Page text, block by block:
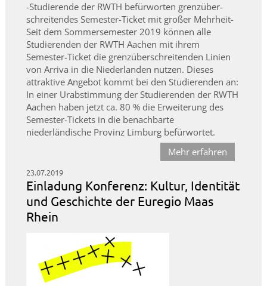
-Studierende der RWTH befürworten grenzüber-
schreitendes Semester-Ticket mit großer Mehrheit-
Seit dem Sommersemester 2019 können alle
Studierenden der RWTH Aachen mit ihrem
Semester-Ticket die grenzüberschreitenden Linien
von Arriva in die Niederlanden nutzen. Dieses
attraktive Angebot kommt bei den Studierenden an:
In einer Urabstimmung der Studierenden der RWTH
Aachen haben jetzt ca. 80 % die Erweiterung des
Semester-Tickets in die benachbarte
niederländische Provinz Limburg befürwortet.
Mehr erfahren
23.07.2019
Einladung Konferenz: Kultur, Identität
und Geschichte der Euregio Maas
Rhein